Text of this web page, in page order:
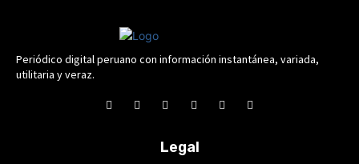
Periódico digital peruano con información instantánea, variada,
utilitaria y veraz.
Legal